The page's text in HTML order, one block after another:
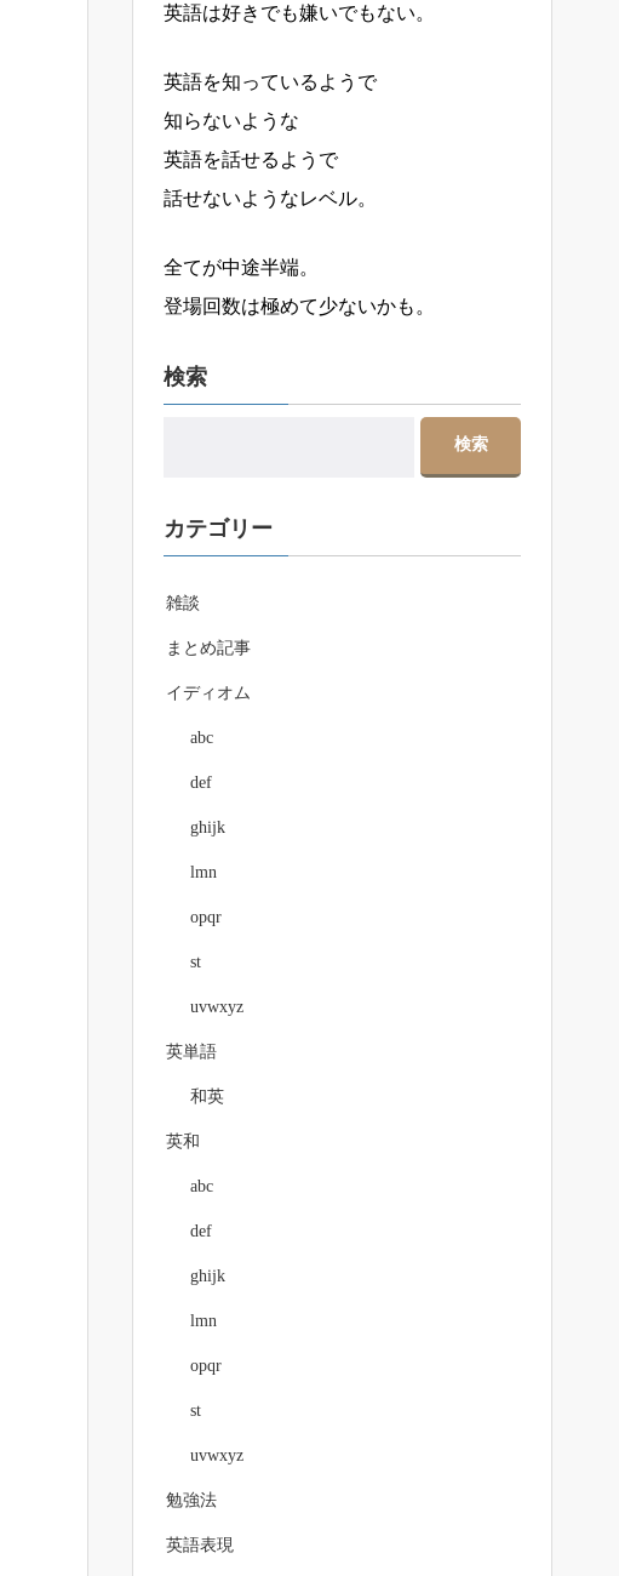
英語は好きでも嫌いでもない。
英語を知っているようで
知らないような
英語を話せるようで
話せないようなレベル。
全てが中途半端。
登場回数は極めて少ないかも。
検索
カテゴリー
雑談
まとめ記事
イディオム
abc
def
ghijk
lmn
opqr
st
uvwxyz
英単語
和英
英和
abc
def
ghijk
lmn
opqr
st
uvwxyz
勉強法
英語表現